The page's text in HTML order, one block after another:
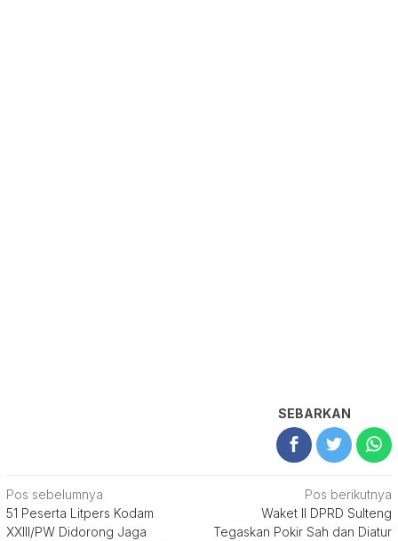
SEBARKAN
Navigasi
pos
Pos sebelumnya
51 Peserta Litpers Kodam
XXIII/PW Didorong Jaga
Pos berikutnya
Waket ll DPRD Sulteng
Tegaskan Pokir Sah dan Diatur